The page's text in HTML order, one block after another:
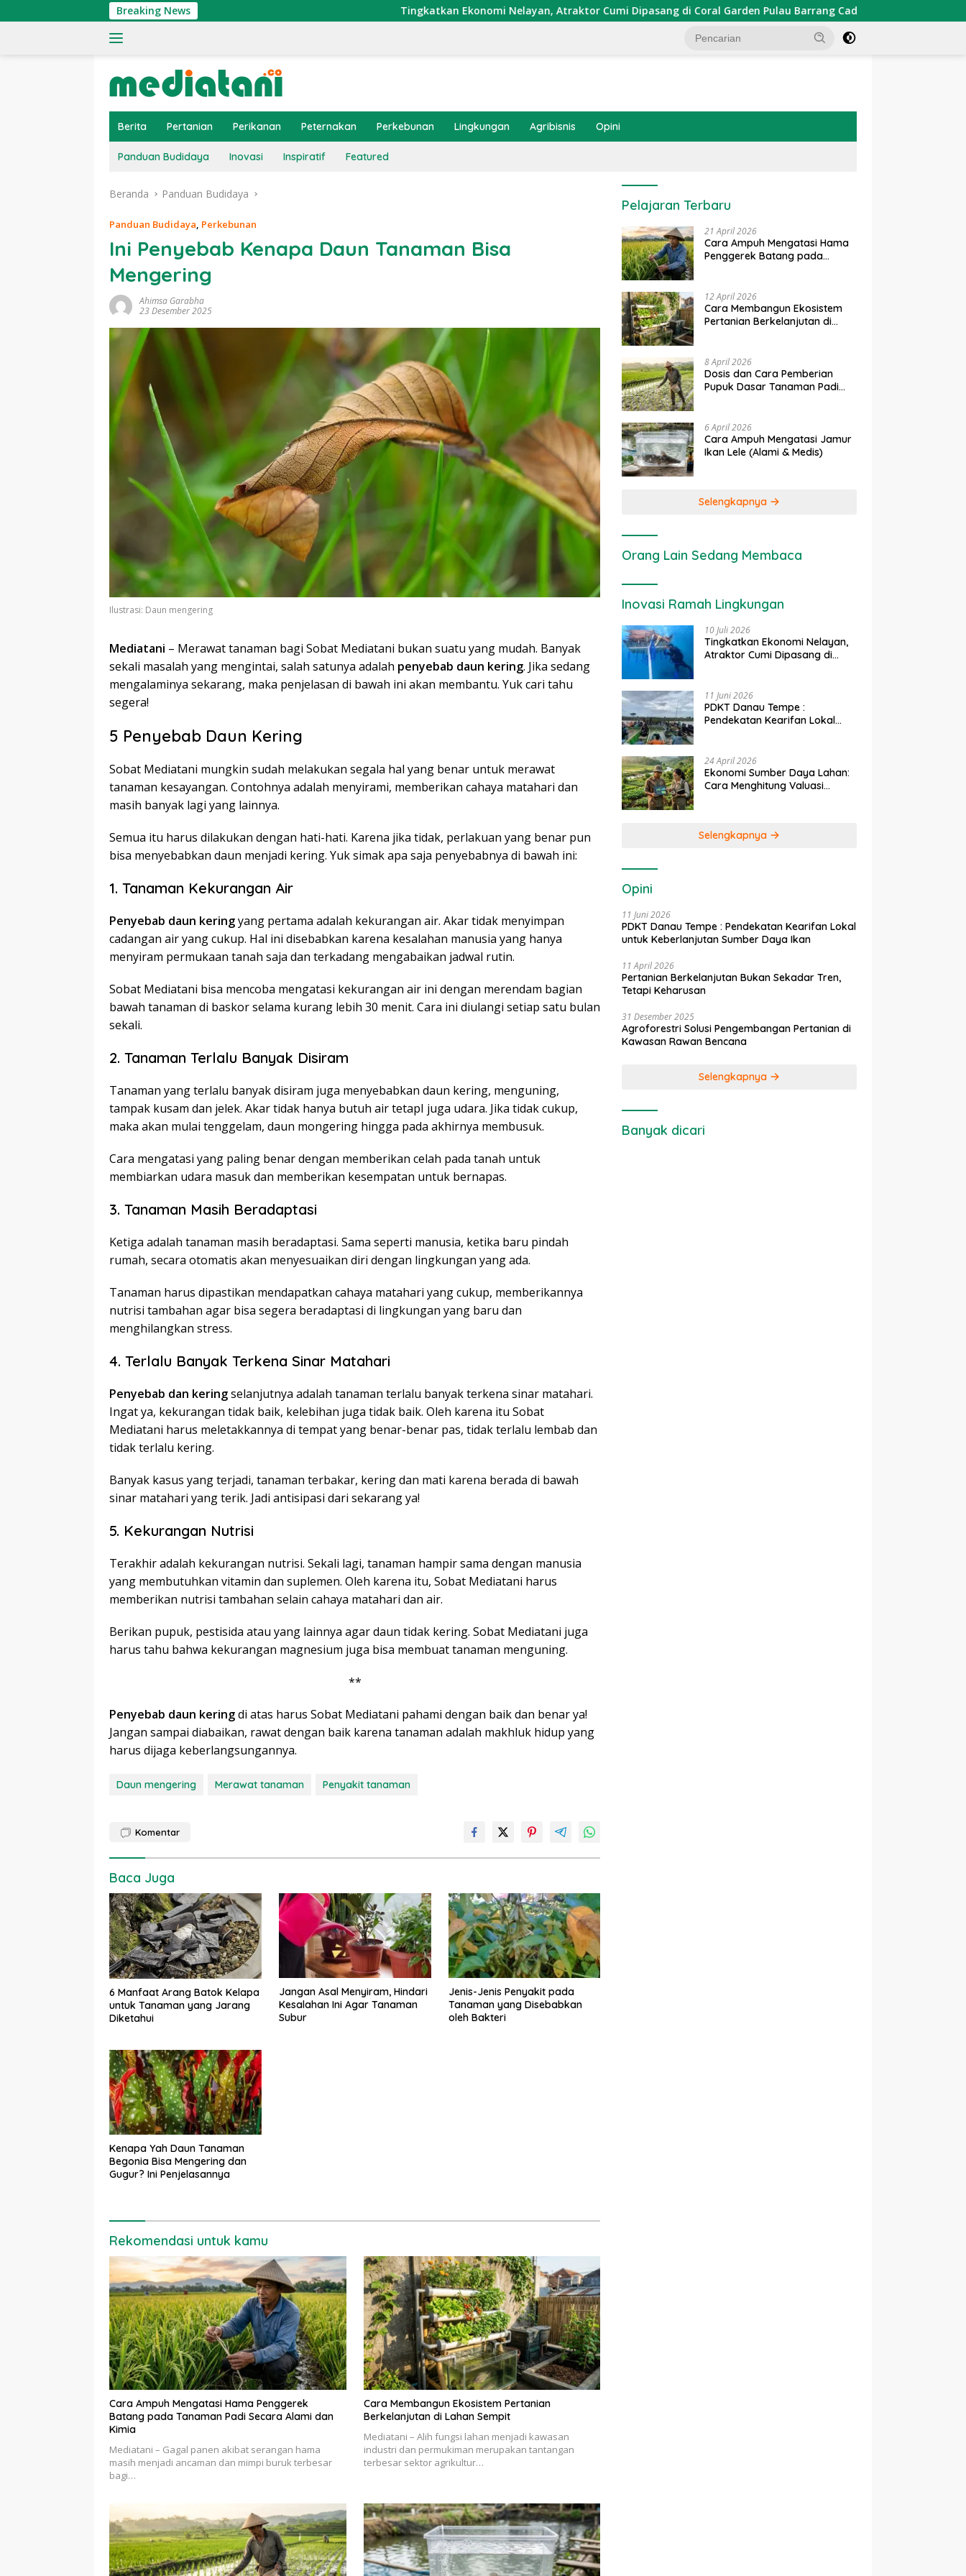
ke
Breaking News Tingkatkan Ekonomi Nelayan, Atraktor Cumi Dipasang di Coral Garden Pulau Barrang Caddi PDKT Danau Tempe :
Berita Pertanian Perikanan Peternakan Perkebunan Lingkungan Agribisnis Opini
Panduan Budidaya Inovasi Inspiratif Featured
Beranda Panduan Budidaya
Panduan Budidaya, Perkebunan
Ini Penyebab Kenapa Daun Tanaman Bisa
Mengering
Ahimsa Garabha
23 Desember 2025
Ilustrasi: Daun mengering
Mediatani – Merawat tanaman bagi Sobat Mediatani bukan suatu yang mudah. Banyak
sekali masalah yang mengintai, salah satunya adalah penyebab daun kering. Jika sedang
mengalaminya sekarang, maka penjelasan di bawah ini akan membantu. Yuk cari tahu
segera!
5 Penyebab Daun Kering
Sobat Mediatani mungkin sudah melakukan segala hal yang benar untuk merawat
tanaman kesayangan. Contohnya adalah menyirami, memberikan cahaya matahari dan
masih banyak lagi yang lainnya.
Semua itu harus dilakukan dengan hati-hati. Karena jika tidak, perlakuan yang benar pun
bisa menyebabkan daun menjadi kering. Yuk simak apa saja penyebabnya di bawah ini:
1. Tanaman Kekurangan Air
Penyebab daun keringyang pertama adalah kekurangan air. Akar tidak menyimpan
cadangan air yang cukup. Hal ini disebabkan karena kesalahan manusia yang hanya
menyiram permukaan tanah saja dan terkadang mengabaikan jadwal rutin.
Sobat Mediatani bisa mencoba mengatasi kekurangan air ini dengan merendam bagian
bawah tanaman di baskor selama kurang lebih 30 menit. Cara ini diulangi setiap satu bulan
sekali.
2. Tanaman Terlalu Banyak Disiram
Tanaman yang terlalu banyak disiram juga menyebabkan daun kering, menguning,
tampak kusam dan jelek. Akar tidak hanya butuh air tetapI juga udara. Jika tidak cukup,
maka akan mulai tenggelam, daun mongering hingga pada akhirnya membusuk.
Cara mengatasi yang paling benar dengan memberikan celah pada tanah untuk
membiarkan udara masuk dan memberikan kesempatan untuk bernapas.
3. Tanaman Masih Beradaptasi
Ketiga adalah tanaman masih beradaptasi. Sama seperti manusia, ketika baru pindah
rumah, secara otomatis akan menyesuaikan diri dengan lingkungan yang ada.
Tanaman harus dipastikan mendapatkan cahaya matahari yang cukup, memberikannya
nutrisi tambahan agar bisa segera beradaptasi di lingkungan yang baru dan
menghilangkan stress.
4. Terlalu Banyak Terkena Sinar Matahari
Penyebab dan keringselanjutnya adalah tanaman terlalu banyak terkena sinar matahari.
Ingat ya, kekurangan tidak baik, kelebihan juga tidak baik. Oleh karena itu Sobat
Mediatani harus meletakkannya di tempat yang benar-benar pas, tidak terlalu lembab dan
tidak terlalu kering.
Banyak kasus yang terjadi, tanaman terbakar, kering dan mati karena berada di bawah
sinar matahari yang terik. Jadi antisipasi dari sekarang ya!
5. Kekurangan Nutrisi
Terakhir adalah kekurangan nutrisi. Sekali lagi, tanaman hampir sama dengan manusia
yang membutuhkan vitamin dan suplemen. Oleh karena itu, Sobat Mediatani harus
memberikan nutrisi tambahan selain cahaya matahari dan air.
Berikan pupuk, pestisida atau yang lainnya agar daun tidak kering. Sobat Mediatani juga
harus tahu bahwa kekurangan magnesium juga bisa membuat tanaman menguning.
**
Penyebab daun keringdi atas harus Sobat Mediatani pahami dengan baik dan benar ya!
Jangan sampai diabaikan, rawat dengan baik karena tanaman adalah makhluk hidup yang
harus dijaga keberlangsungannya.
Daun mengering Merawat tanaman Penyakit tanaman
Komentar
Baca Juga
6 Manfaat Arang Batok Kelapa
untuk Tanaman yang Jarang
Diketahui
Jangan Asal Menyiram, Hindari
Kesalahan Ini Agar Tanaman
Subur
Jenis-Jenis Penyakit pada
Tanaman yang Disebabkan
oleh Bakteri
Kenapa Yah Daun Tanaman
Begonia Bisa Mengering dan
Gugur? Ini Penjelasannya
Rekomendasi untuk kamu
Cara Ampuh Mengatasi Hama Penggerek
Batang pada Tanaman Padi Secara Alami dan
Kimia
Mediatani – Gagal panen akibat serangan hama
masih menjadi ancaman dan mimpi buruk terbesar
bagi…
Cara Membangun Ekosistem Pertanian
Berkelanjutan di Lahan Sempit
Mediatani – Alih fungsi lahan menjadi kawasan
industri dan permukiman merupakan tantangan
terbesar sektor agrikultur…
Pelajaran Terbaru
21 April 2026
Cara Ampuh Mengatasi Hama
Penggerek Batang pada
12 April 2026
Cara Membangun Ekosistem
Pertanian Berkelanjutan di
8 April 2026
Dosis dan Cara Pemberian
Pupuk Dasar Tanaman Padi
6 April 2026
Cara Ampuh Mengatasi Jamur
Ikan Lele (Alami & Medis)
Selengkapnya
Orang Lain Sedang Membaca
Inovasi Ramah Lingkungan
10 Juli 2026
Tingkatkan Ekonomi Nelayan,
Atraktor Cumi Dipasang di
11 Juni 2026
PDKT Danau Tempe :
Pendekatan Kearifan Lokal
24 April 2026
Ekonomi Sumber Daya Lahan:
Cara Menghitung Valuasi
Selengkapnya
Opini
11 Juni 2026
PDKT Danau Tempe : Pendekatan Kearifan Lokal
untuk Keberlanjutan Sumber Daya Ikan
11 April 2026
Pertanian Berkelanjutan Bukan Sekadar Tren,
Tetapi Keharusan
31 Desember 2025
Agroforestri Solusi Pengembangan Pertanian di
Kawasan Rawan Bencana
Selengkapnya
Banyak dicari